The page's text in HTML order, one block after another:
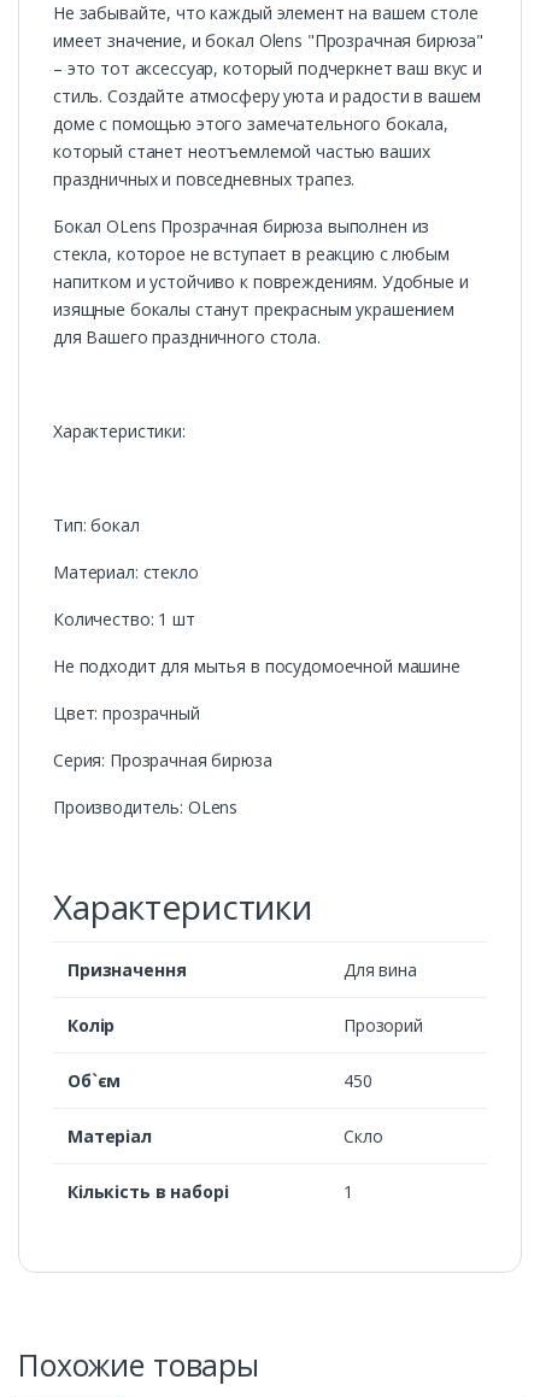
Не забывайте, что каждый элемент на вашем столе
имеет значение, и бокал Olens "Прозрачная бирюза"
– это тот аксессуар, который подчеркнет ваш вкус и
стиль. Создайте атмосферу уюта и радости в вашем
доме с помощью этого замечательного бокала,
который станет неотъемлемой частью ваших
праздничных и повседневных трапез.
Бокал OLens Прозрачная бирюза выполнен из
стекла, которое не вступает в реакцию с любым
напитком и устойчиво к повреждениям. Удобные и
изящные бокалы станут прекрасным украшением
для Вашего праздничного стола.
Характеристики:
Тип: бокал
Материал: стекло
Количество: 1 шт
Не подходит для мытья в посудомоечной машине
Цвет: прозрачный
Серия: Прозрачная бирюза
Производитель: OLens
Характеристики
Призначення Для вина
Колір Прозорий
Об`єм 450
Матеріал Скло
Кількість в наборі 1
Похожие товары